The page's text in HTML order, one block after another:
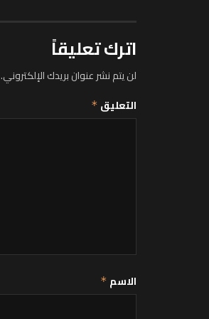
اترك تعليقاً
لن يتم نشر عنوان بريدك الإلكتروني.
التعليق *
الاسم *